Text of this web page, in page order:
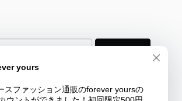
登録
プライバシーポリシー